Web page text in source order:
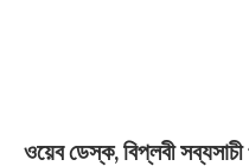
ওয়েব ডেস্ক, বিপ্লবী